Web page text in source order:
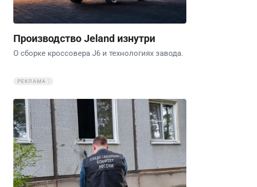
Производство Jeland изнутри
О сборке кроссовера J6 и технологиях завода.
РЕКЛАМА